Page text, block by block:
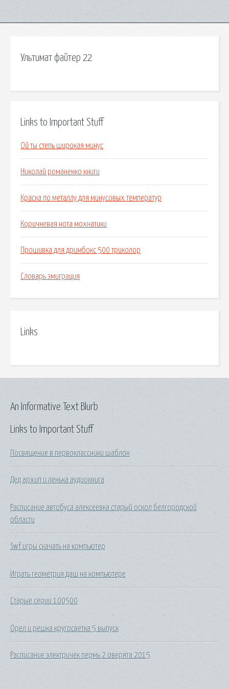
Ультимат файтер 22
Links to Important Stuff
Ой ты степь широкая минус
Николай романенко книги
Краска по металлу для минусовых температур
Коричневая нота мохнатики
Прошивка для дримбокс 500 триколор
Словарь эмиграция
Links
Links to Important Stuff
Посвящение в первоклассники шаблон
Дед архип и ленька аудиокнига
Расписание автобуса алексеевка старый оскол белгородской
области
Swf игры скачать на компьютер
Играть геометрия даш на компьютере
Старые серии 100500
Орел и решка кругосветка 5 выпуск
Расписание электричек пермь 2 оверята 2015
An Informative Text Blurb